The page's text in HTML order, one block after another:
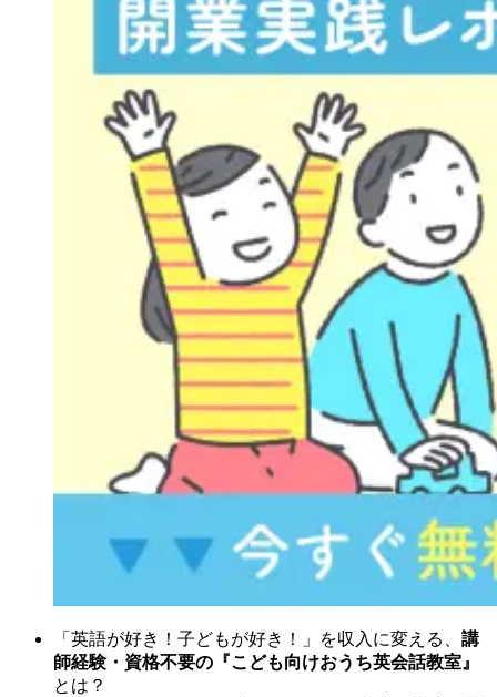
「英語が好き！子どもが好き！」を収入に変える、 講
師経験・資格不要の『こども向けおうち英会話教室』
とは？